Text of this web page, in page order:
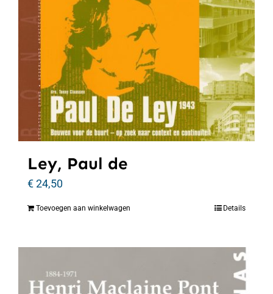
Ley, Paul de
€24,50
Toevoegen aan winkelwagen Details